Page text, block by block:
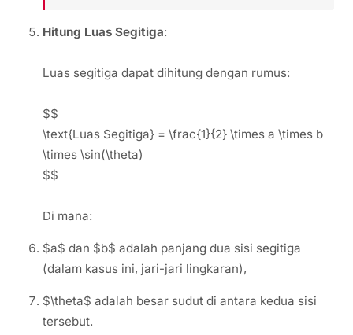
Hitung Luas Segitiga:
Luas segitiga dapat dihitung dengan rumus:
$$
\text{Luas Segitiga} = \frac{1}{2} \times a \times b
\times \sin(\theta)
$$
Di mana:
$a$ dan $b$ adalah panjang dua sisi segitiga
(dalam kasus ini, jari-jari lingkaran),
$\theta$ adalah besar sudut di antara kedua sisi
tersebut.